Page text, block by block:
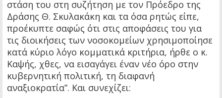
στάση του στη συζήτηση με τον Πρόεδρο της
Δράσης Θ. Σκυλακάκη και τα όσα ρητώς είπε,
προέκυπτε σαφώς ότι στις αποφάσεις του για
τις διοικήσεις των νοσοκομείων χρησιμοποίησε
κατά κύριο λόγο κομματικά κριτήρια, ήρθε ο κ.
Καψής, χθες, να εισαγάγει έναν νέο όρο στην
κυβερνητική πολιτική, τη διαφανή
αναξιοκρατία”. Και συνεχίζει: